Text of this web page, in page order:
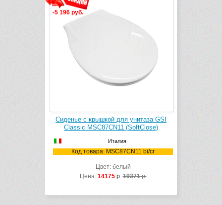
-5 196 руб.
Сиденье с крышкой для унитаза GSI
Classic MSC87CN11 (SoftClose)
Италия
Код товара: MSC87CN11 bi/cr
Цвет: белый
Цена: 14175р.19371р.